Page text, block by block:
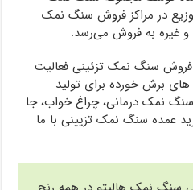
در مراکز فروش سنگ نمک
و غیره به فروش می‌رسد.
فروش سنگ نمک تزئینی فعالیت
برش خورده برای تولید
نمک درمانی، چراغ خواب، جا
عمده سنگ نمک تزیینی با ما